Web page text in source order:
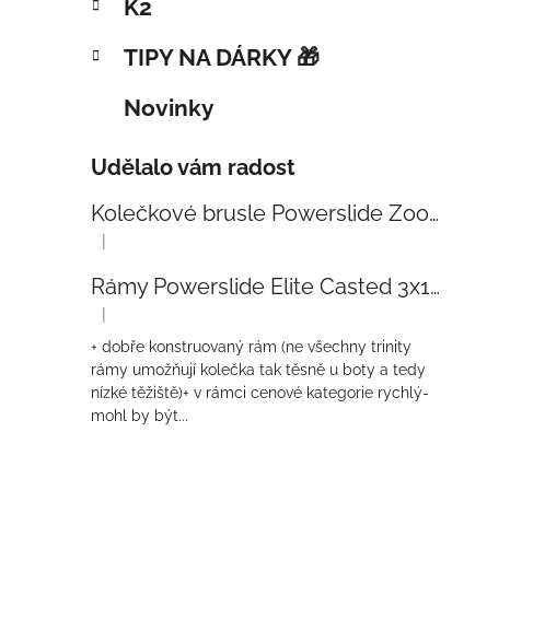
K2
TIPY NA DÁRKY 🎁
Novinky
Udělalo vám radost
Kolečkové brusle Powerslide Zoom Baby Blue 80
Hodnocení produktu je 5 z 5 hvězdiček.
|
Rámy Powerslide Elite Casted 3x110 Trinity 270mm
Hodnocení produktu je 4 z 5 hvězdiček.
|
+ dobře konstruovaný rám (ne všechny trinity
rámy umožňují kolečka tak těsně u boty a tedy
nízké těžiště)+ v rámci cenové kategorie rychlý-
mohl by být...